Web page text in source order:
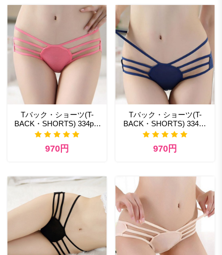
Tバック・ショーツ(T-
BACK・SHORTS) 334pk-
1 アダルト ランジェリー
970円
Tバック・ショーツ(T-
BACK・SHORTS) 334nb
セクシー ランジェリー 通
970円